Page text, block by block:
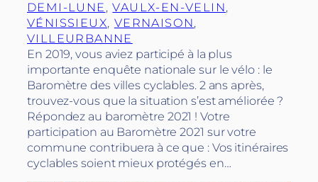
DEMI-LUNE , VAULX-EN-VELIN
VÉNISSIEUX, VERNAISON
VILLEURBANNE
En 2019, vous aviez participé à la plus
importante enquête nationale sur le vélo : le
Baromètre des villes cyclables. 2 ans après,
trouvez-vous que la situation s’est améliorée ?
Répondez au baromètre 2021 ! Votre
participation au Baromètre 2021 sur votre
commune contribuera à ce que : Vos itinéraires
cyclables soient mieux protégés en…